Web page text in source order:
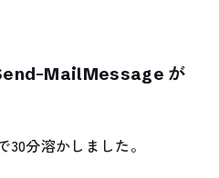
MailMessage が
分溶かしました。